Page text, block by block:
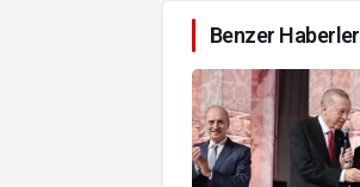
Benzer Haberler